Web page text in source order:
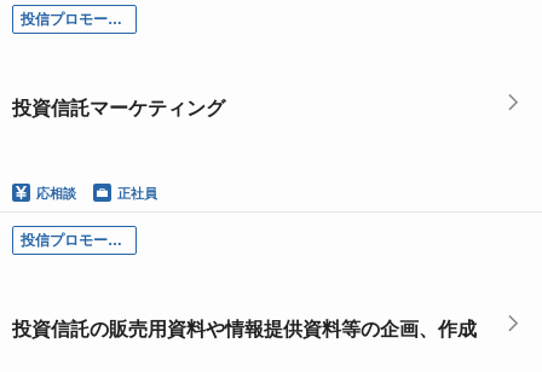
投信プロモーション部-マーケティングサポートチーム／投資信託マーケティング
投資信託マーケティング
応相談 正社員
投信プロモーション部-投信プロモーションチーム／投資信託の販売用資料や情報提供資料等の企画、作成
投資信託の販売用資料や情報提供資料等の企画、作成